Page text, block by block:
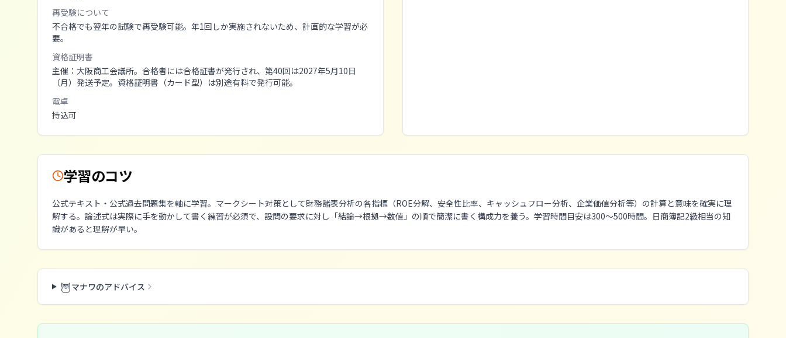
再受験について
不合格でも翌年の試験で再受験可能。年1回しか実施されないため、計画的な学習が必
要。
資格証明書
主催：大阪商工会議所。合格者には合格証書が発行され、第40回は2027年5月10日
（月）発送予定。資格証明書（カード型）は別途有料で発行可能。
電卓
持込可
学習のコツ
公式テキスト・公式過去問題集を軸に学習。マークシート対策として財務諸表分析の各指標（ROE分解、安全性比率、キャッシュフロー分析、企業価値分析等）の計算と意味を確実に理
解する。論述式は実際に手を動かして書く練習が必須で、設問の要求に対し「結論→根拠→数値」の順で簡潔に書く構成力を養う。学習時間目安は300〜500時間。日商簿記2級相当の知
識があると理解が早い。
🦉マナワのアドバイス